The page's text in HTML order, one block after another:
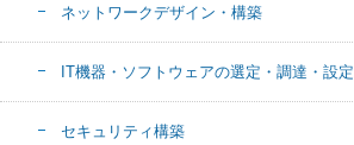
ネットワークデザイン・構築
IT機器・ソフトウェアの選定・調達・設定
セキュリティ構築